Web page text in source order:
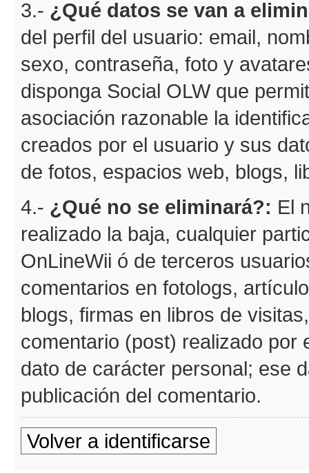
3.- ¿Qué datos se van a
del perfil del usuario: email,
sexo, contraseña, foto y
disponga Social OLW que
asociación razonable la
creados por el usuario y sus
de fotos, espacios web, blogs,
4.- ¿Qué no se eliminará?: El
realizado la baja, cualquier
OnLineWii ó de terceros
comentarios en fotologs,
blogs, firmas en libros de
comentario (post) realizado por
dato de carácter personal; ese
publicación del comentario.
Volver a identificarse